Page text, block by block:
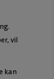
vil
kan